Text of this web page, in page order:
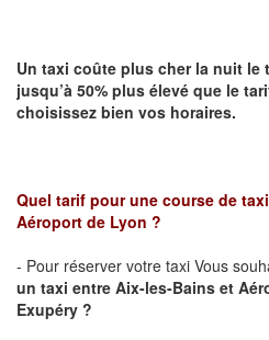
Un taxi coûte plus cher la nuit le
jusqu’à 50% plus élevé que le
choisissez bien vos horaires.
Quel tarif pour une course de
Aéroport de Lyon ?
- Pour réserver votre taxi Vous
un taxi entre Aix-les-Bains et
Exupéry ?